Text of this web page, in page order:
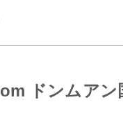
ドンムアン